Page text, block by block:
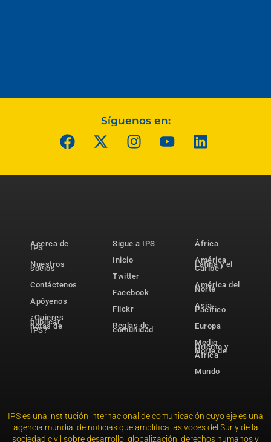
Síguenos en:
Acerca de
IPS
Nuestros
socios
Contáctenos
Apóyenos
¿Quieres
publicar
notas de
IPS?
Sigue a IPS
Inicio
Twitter
Facebook
Flickr
Reglas de
comunidad
África
América
Latina y el
Caribe
América del
Norte
Asia-
Pacífico
Europa
Medio
Oriente y
Norte de
África
Mundo
IPS es una institución internacional de comunicación cuyo eje es una
agencia mundial de noticias que amplifica las voces del Sur y de la
sociedad civil sobre desarrollo, globalización, derechos humanos y